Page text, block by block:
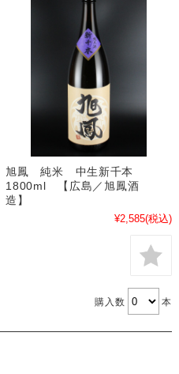
旭鳳 純米 中生新千本
1800ml 【広島／旭鳳酒
造】
¥2,585(税込)
購入数 本